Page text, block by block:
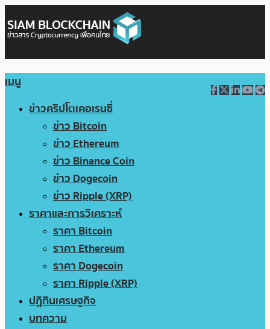
เมนู
ข่าวคริปโตเคอเรนซี่
ข่าว Bitcoin
ข่าว Ethereum
ข่าว Binance Coin
ข่าว Dogecoin
ข่าว Ripple (XRP)
ราคาและการวิเคราะห์
ราคา Bitcoin
ราคา Ethereum
ราคา Dogecoin
ราคา Ripple (XRP)
ปฏิทินเศรษฐกิจ
บทความ